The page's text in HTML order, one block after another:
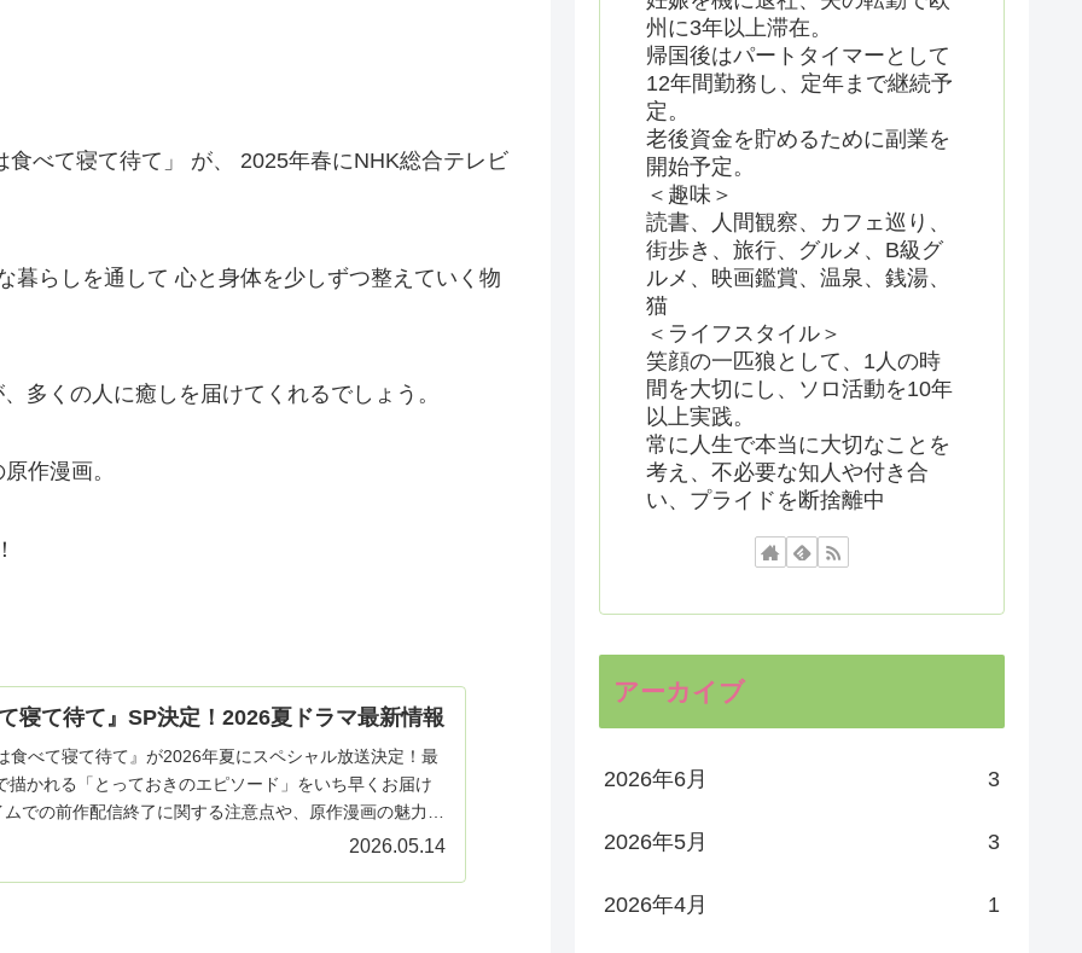
べて寝て待て」 が、 2025年春にNHK総合テレビ
暮らしを通して 心と身体を少しずつ整えていく物
多くの人に癒しを届けてくれるでしょう。
作漫画。
寝て待て』SP決定！2026夏ドラマ最新情報
食べて寝て待て』が2026年夏にスペシャル放送決定！最
描かれる「とっておきのエピソード」をいち早くお届け
での前作配信終了に関する注意点や、原作漫画の魅力も
2026.05.14
州に3年以上滞在。
帰国後はパートタイマーとして
12年間勤務し、定年まで継続予
定。
老後資金を貯めるために副業を
開始予定。
＜趣味＞
読書、人間観察、カフェ巡り、
街歩き、旅行、グルメ、B級グ
ルメ、映画鑑賞、温泉、銭湯、
猫
＜ライフスタイル＞
笑顔の一匹狼として、1人の時
間を大切にし、ソロ活動を10年
以上実践。
常に人生で本当に大切なことを
考え、不必要な知人や付き合
い、プライドを断捨離中
アーカイブ
2026年6月 3
2026年5月 3
2026年4月 1